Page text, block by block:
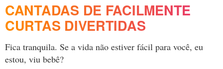
CANTADAS DE FACILMENTE
CURTAS DIVERTIDAS
Fica tranquila. Se a vida não estiver fácil para você, eu
estou, viu bebê?